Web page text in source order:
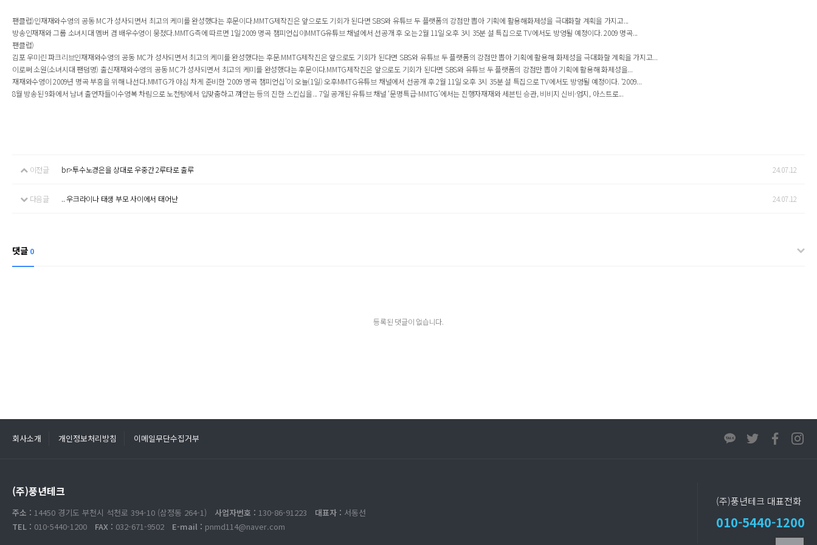
팬클럽)인재재와수영의 공동 MC가 성사되면서 최고의 케미를 완성했다는 후문이다.MMTG제작진은 앞으로도 기회가 된다면 SBS와 유튜브 두 플랫폼의 강점만 뽑아 기획에 활용해화제성을 극대화할 계획을 가지고...
방송인재재와 그룹 소녀시대 멤버 겸 배우수영이 뭉쳤다.MMTG측에 따르면 1일 2009 명곡 챔피언십이MMTG유튜브 채널에서 선공개 후 오는 2월 11일 오후 3시 35분 설 특집으로 TV에서도 방영될 예정이다. 2009 명곡...
팬클럽)
김포 우미린 파크리브인재재와수영의 공동 MC가 성사되면서 최고의 케미를 완성했다는 후문.MMTG제작진은 앞으로도 기회가 된다면 SBS와 유튜브 두 플랫폼의 강점만 뽑아 기획에 활용해 화제성을 극대화할 계획을 가지고...
이로써 소원(소녀시대 팬덤명) 출신재재와수영의 공동 MC가 성사되면서 최고의 케미를 완성했다는 후문이다.MMTG제작진은 앞으로도 기회가 된다면 SBS와 유튜브 두 플랫폼의 강점만 뽑아 기획에 활용해 화제성을...
재재와수영이 2009년 명곡 부흥을 위해 나선다.MMTG가 야심 차게 준비한 ‘2009 명곡 챔피언십’이 오늘(1일) 오후MMTG유튜브 채널에서 선공개 후 2월 11일 오후 3시 35분 설 특집으로 TV에서도 방영될 예정이다. ‘2009...
8월 방송된 9화에서 남녀 출연자들이수영복 차림으로 노천탕에서 입맞춤하고 껴안는 등의 진한 스킨십을... 7일 공개된 유튜브 채널 ‘문명특급-MMTG’에서는 진행자재재와 세븐틴 승관, 비비지 신비·엄지, 아스트로...
이전글 br>투수노경은을 상대로 우중간 2루타로 출루 24.07.12
다음글 .. 우크라이나 태생 부모 사이에서 태어난 24.07.12
댓글 0
등록된 댓글이 없습니다.
회사소개 개인정보처리방침 이메일무단수집거부
(주)풍년테크
주소 : 14450 경기도 부천시 석천로 394-10 (삼정동 264-1) 사업자번호 : 130-86-91223 대표자 : 서동선
TEL : 010-5440-1200 FAX : 032-671-9502 E-mail : pnmd114@naver.com
(주)풍년테크 대표전화
010-5440-1200